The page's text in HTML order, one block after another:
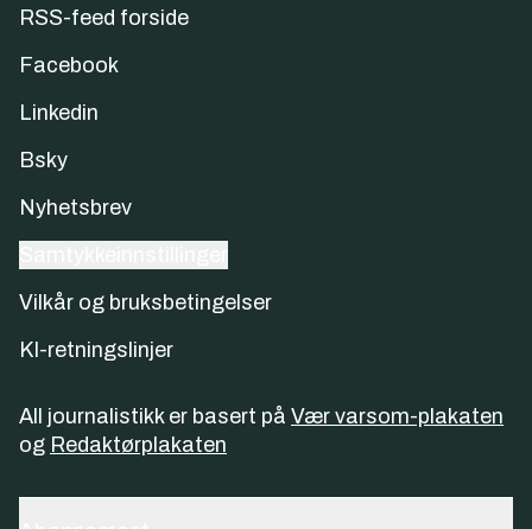
RSS-feed forside
Facebook
Linkedin
Bsky
Nyhetsbrev
Vilkår og bruksbetingelser
KI-retningslinjer
All journalistikk er basert på Vær varsom-plakaten
og Redaktørplakaten